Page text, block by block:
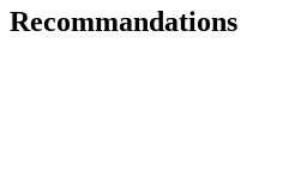
Recommandations